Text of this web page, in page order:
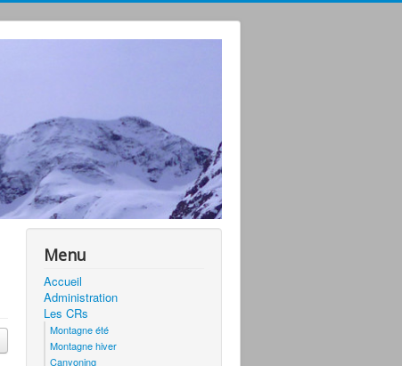
Menu
Accueil
Administration
Les CRs
Montagne été
Montagne hiver
Canyoning